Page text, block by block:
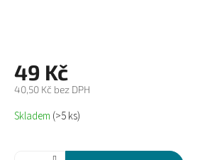
49 Kč
40,50 Kč bez DPH
Měrná
cena:
Skladem (>5 ks)